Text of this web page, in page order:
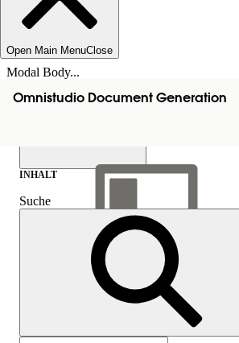
Open Main MenuClose
Modal Body...
Omnistudio Document Generation
Inhalt anzeigen
Inhalt
INHALT
Suche